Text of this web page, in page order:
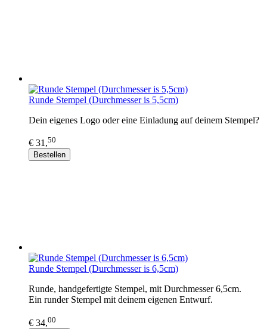
Runde Stempel (Durchmesser is 5,5cm)
Dein eigenes Logo oder eine Einladung auf deinem Stempel?
€ 31,50
Bestellen
Runde Stempel (Durchmesser is 6,5cm)
Runde, handgefertigte Stempel, mit Durchmesser 6,5cm.
Ein runder Stempel mit deinem eigenen Entwurf.
€ 34,00